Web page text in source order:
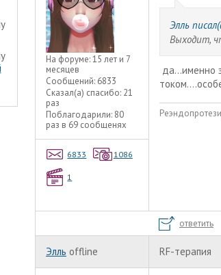
На форуме:15 лет и 7
месяцев
Сообщений: 6833
Сказал(а) спасибо: 21
раз
Поблагодарили: 80
раз в 69 сообщенях
6833 1086
1
Элль
Выходит,
да...именно
ответить
Элль offline RF-терапия